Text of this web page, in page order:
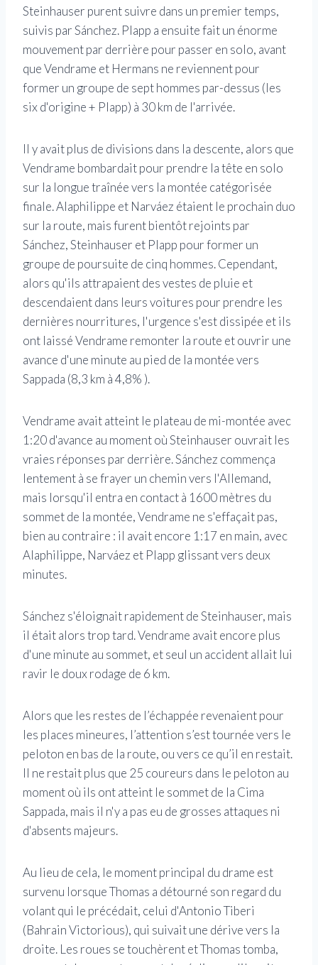
Steinhauser purent suivre dans un premier temps,
suivis par Sánchez. Plapp a ensuite fait un énorme
mouvement par derrière pour passer en solo, avant
que Vendrame et Hermans ne reviennent pour
former un groupe de sept hommes par-dessus (les
six d'origine + Plapp) à 30 km de l'arrivée.
Il y avait plus de divisions dans la descente, alors que
Vendrame bombardait pour prendre la tête en solo
sur la longue traînée vers la montée catégorisée
finale. Alaphilippe et Narváez étaient le prochain duo
sur la route, mais furent bientôt rejoints par
Sánchez, Steinhauser et Plapp pour former un
groupe de poursuite de cinq hommes. Cependant,
alors qu'ils attrapaient des vestes de pluie et
descendaient dans leurs voitures pour prendre les
dernières nourritures, l'urgence s'est dissipée et ils
ont laissé Vendrame remonter la route et ouvrir une
avance d'une minute au pied de la montée vers
Sappada (8,3 km à 4,8% ).
Vendrame avait atteint le plateau de mi-montée avec
1:20 d'avance au moment où Steinhauser ouvrait les
vraies réponses par derrière. Sánchez commença
lentement à se frayer un chemin vers l'Allemand,
mais lorsqu'il entra en contact à 1600 mètres du
sommet de la montée, Vendrame ne s'effaçait pas,
bien au contraire : il avait encore 1:17 en main, avec
Alaphilippe, Narváez et Plapp glissant vers deux
minutes.
Sánchez s'éloignait rapidement de Steinhauser, mais
il était alors trop tard. Vendrame avait encore plus
d'une minute au sommet, et seul un accident allait lui
ravir le doux rodage de 6 km.
Alors que les restes de l’échappée revenaient pour
les places mineures, l’attention s’est tournée vers le
peloton en bas de la route, ou vers ce qu’il en restait.
Il ne restait plus que 25 coureurs dans le peloton au
moment où ils ont atteint le sommet de la Cima
Sappada, mais il n'y a pas eu de grosses attaques ni
d'absents majeurs.
Au lieu de cela, le moment principal du drame est
survenu lorsque Thomas a détourné son regard du
volant qui le précédait, celui d'Antonio Tiberi
(Bahrain Victorious), qui suivait une dérive vers la
droite. Les roues se touchèrent et Thomas tomba,